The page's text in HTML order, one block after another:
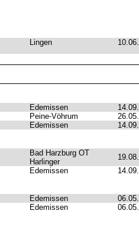
Lingen 10.06.
Edemissen
14.09.
Peine-Vöhrum
26.05.
Edemissen 14.09.
Bad Harzburg OT
Harlinger
19.08.
Edemissen 14.09.
Edemissen
06.05.
Edemissen 06.05.